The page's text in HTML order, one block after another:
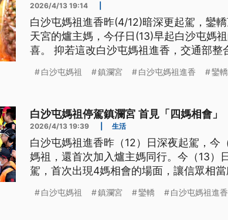
2026/4/13 19:14
白沙屯媽祖進香昨(4/12)暗深更起駕，鑾
天宮的爐主媽，今仔日(13)早起白沙屯媽
喜。 抑若這改白沙屯媽祖進香，交通部整
言為台語文）
白沙屯媽祖 鎮瀾宮 白沙屯媽祖進香 鑾轎
白沙屯媽祖停駕鎮瀾宮 首見「四媽相會」
2026/4/13 19:39 生活
白沙屯媽祖進香昨（12）日深夜起駕，
媽祖，還首次加入爐主媽同行。今（13）
駕，首次出現4媽相會的場面，讓信眾相
少人出現身體不適。
白沙屯媽祖 鎮瀾宮 鑾轎 白沙屯媽祖進香